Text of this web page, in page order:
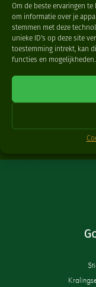
Om de beste ervaringen
om informatie over je
stemmen met deze
unieke ID's op deze site
toestemming intrekt, kan
functies en mogelijkheden.
ZA 08